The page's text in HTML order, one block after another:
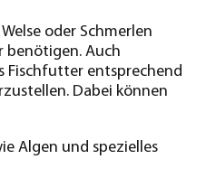
oder Schmerlen
benötigen. Auch
Fischfutter entsprechend
Dabei können
Algen und spezielles